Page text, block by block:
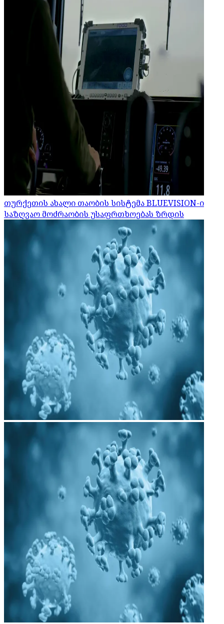
თურქეთის ახალი თაობის სისტემა BLUEVISION-ი
საზღვაო მოძრაობის უსაფრთხოებას ზრდის